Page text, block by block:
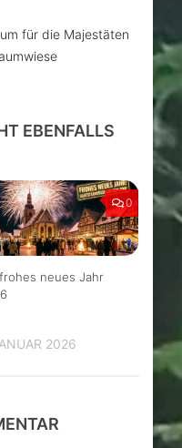
für die Majestäten
EBENFALLS
0
neues Jahr
2026